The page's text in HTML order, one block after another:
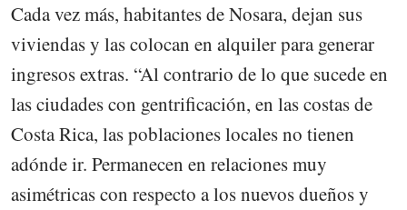
Cada vez más, habitantes de Nosara, dejan sus
viviendas y las colocan en alquiler para generar
ingresos extras. “Al contrario de lo que sucede en
las ciudades con gentrificación, en las costas de
Costa Rica, las poblaciones locales no tienen
adónde ir. Permanecen en relaciones muy
asimétricas con respecto a los nuevos dueños y